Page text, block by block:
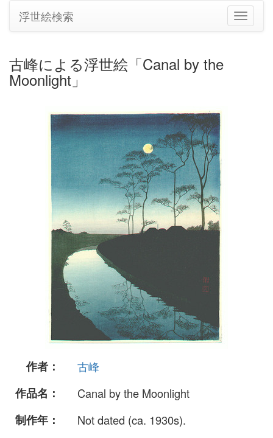
ナ
ビ
浮世絵検索
古峰による浮世絵「Canal by the
Moonlight」
作者：
古峰
作品名：
Canal by the Moonlight
制作年：
Not dated (ca. 1930s).